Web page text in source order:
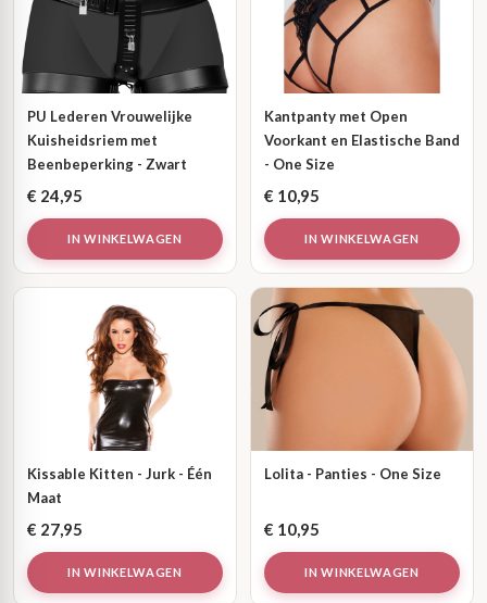
PU Lederen Vrouwelijke
Kuisheidsriem met
Beenbeperking - Zwart
€ 24,95
IN WINKELWAGEN
Kantpanty met Open
Voorkant en Elastische Band
- One Size
€ 10,95
IN WINKELWAGEN
Kissable Kitten - Jurk - Één
Maat
€ 27,95
IN WINKELWAGEN
Lolita - Panties - One Size
€ 10,95
IN WINKELWAGEN